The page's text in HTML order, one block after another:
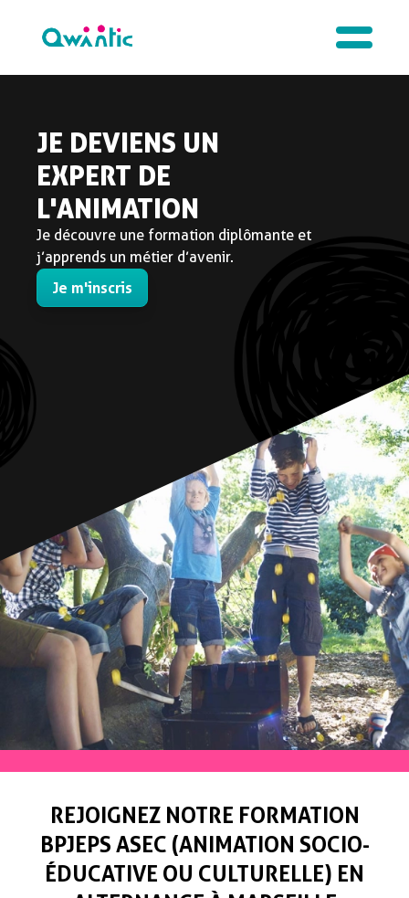
JE DEVIENS UN
EXPERT DE
L'ANIMATION
Je découvre une formation diplômante et
j’apprends un métier d’avenir.
Je m'inscris
REJOIGNEZ NOTRE FORMATION
BPJEPS ASEC (ANIMATION SOCIO-
ÉDUCATIVE OU CULTURELLE) EN